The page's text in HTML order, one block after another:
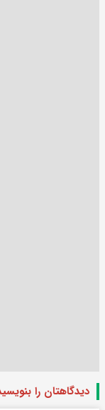
دیدگاهتان را